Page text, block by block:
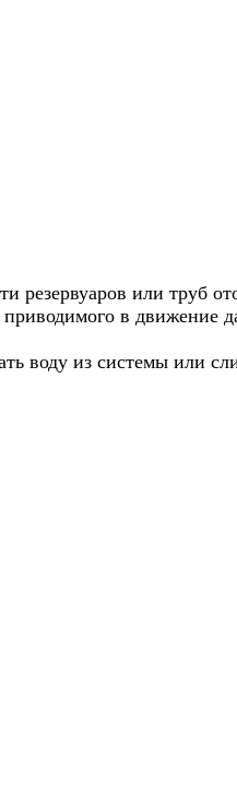
резервуаров или труб
в движение
воду из системы или